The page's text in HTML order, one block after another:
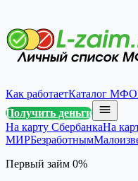
Как работаетКаталог МФО
Получить деньги
На карту СбербанкаНа
МИРБезработным
Первый займ 0%